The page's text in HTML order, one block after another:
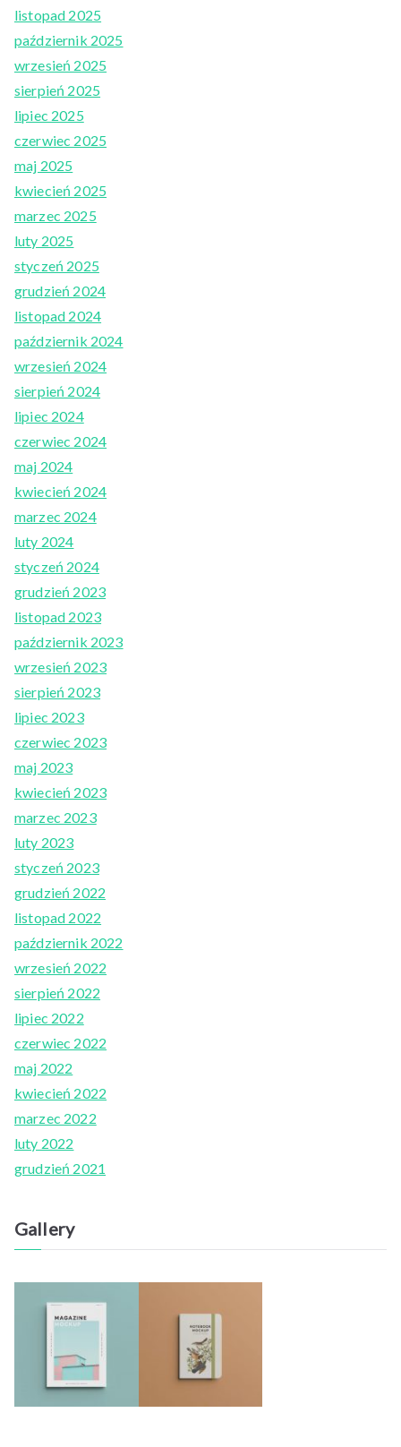
listopad 2025
październik 2025
wrzesień 2025
sierpień 2025
lipiec 2025
czerwiec 2025
maj 2025
kwiecień 2025
marzec 2025
luty 2025
styczeń 2025
grudzień 2024
listopad 2024
październik 2024
wrzesień 2024
sierpień 2024
lipiec 2024
czerwiec 2024
maj 2024
kwiecień 2024
marzec 2024
luty 2024
styczeń 2024
grudzień 2023
listopad 2023
październik 2023
wrzesień 2023
sierpień 2023
lipiec 2023
czerwiec 2023
maj 2023
kwiecień 2023
marzec 2023
luty 2023
styczeń 2023
grudzień 2022
listopad 2022
październik 2022
wrzesień 2022
sierpień 2022
lipiec 2022
czerwiec 2022
maj 2022
kwiecień 2022
marzec 2022
luty 2022
grudzień 2021
Gallery